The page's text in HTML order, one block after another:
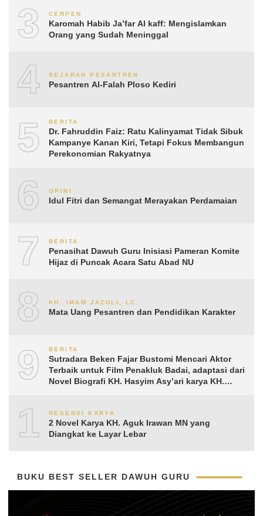
3 CERPEN
Karomah Habib Ja’far Al kaff: Mengislamkan
Orang yang Sudah Meninggal
4 SEJARAH PESANTREN
Pesantren Al-Falah Ploso Kediri
5 BERITA
Dr. Fahruddin Faiz: Ratu Kalinyamat Tidak Sibuk
Kampanye Kanan Kiri, Tetapi Fokus Membangun
Perekonomian Rakyatnya
6 OPINI
Idul Fitri dan Semangat Merayakan Perdamaian
7 BERITA
Penasihat Dawuh Guru Inisiasi Pameran Komite
Hijaz di Puncak Acara Satu Abad NU
8 KH. IMAM JAZULI, LC.
Mata Uang Pesantren dan Pendidikan Karakter
9 BERITA
Sutradara Beken Fajar Bustomi Mencari Aktor
Terbaik untuk Film Penakluk Badai, adaptasi dari
Novel Biografi KH. Hasyim Asy’ari karya KH.
10RESENSI KARYA
2 Novel Karya KH. Aguk Irawan MN yang
Diangkat ke Layar Lebar
BUKU BEST SELLER DAWUH GURU